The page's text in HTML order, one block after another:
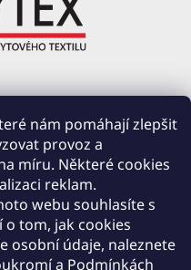
nám pomáhají zlepšit
provoz a
míru. Některé cookies
reklam.
webu souhlasíte s
tom, jak cookies
osobní údaje, naleznete
a Podmínkách
ZÁHOŘÍ
u Krajského soudu v Českých
vložka 19654.